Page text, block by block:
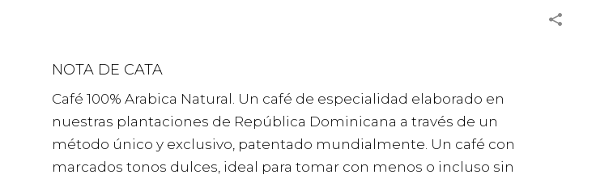
NOTA DE CATA
Café 100% Arabica Natural. Un café de especialidad elaborado en
nuestras plantaciones de República Dominicana a través de un
método único y exclusivo, patentado mundialmente. Un café con
marcados tonos dulces, ideal para tomar con menos o incluso sin